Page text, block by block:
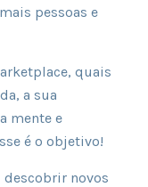
pessoas e
quais
a sua
mente e
é o objetivo!
descobrir novos